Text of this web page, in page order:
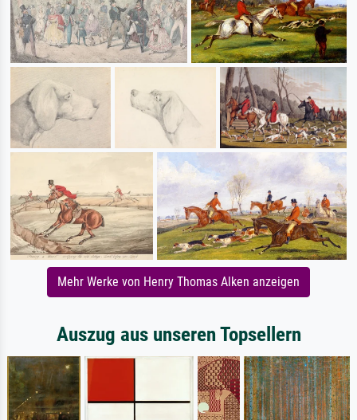
Mehr Werke von Henry Thomas Alken anzeigen
Auszug aus unseren Topsellern